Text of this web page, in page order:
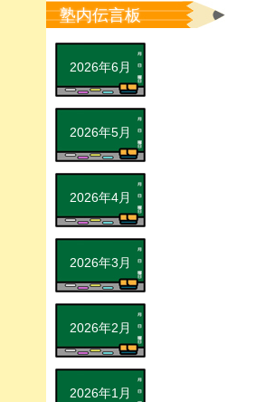
塾内伝言板
2026年1月
2026年2月
2026年3月
2026年4月
2026年5月
2026年6月